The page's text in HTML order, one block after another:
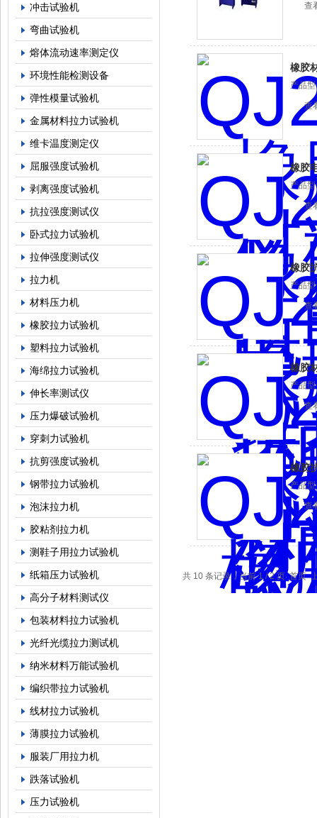
冲击试验机
弯曲试验机
熔体流动速率测定仪
环境性能检测设备
弹性模量试验机
金属材料拉力试验机
维卡温度测定仪
屈服强度试验机
剥离强度试验机
抗拉强度测试仪
卧式拉力试验机
拉伸强度测试仪
拉力机
材料压力机
橡胶拉力试验机
塑料拉力试验机
海绵拉力试验机
伸长率测试仪
压力爆破试验机
穿刺力试验机
抗剪强度试验机
钢带拉力试验机
泡沫拉力机
胶粘剂拉力机
测鞋子用拉力试验机
纸箱压力试验机
高分子材料测试仪
包装材料拉力试验机
光纤光缆拉力测试机
纳米材料万能试验机
编织带拉力试验机
线材拉力试验机
薄膜拉力试验机
服装厂用拉力机
跌落试验机
压力试验机
查
橡胶
产品
查
橡胶
产品
机
查
橡胶
产品
查
橡胶
产品
机
查
橡胶
产品
查
共 10 条记录，当前 1 / 2 页 首页